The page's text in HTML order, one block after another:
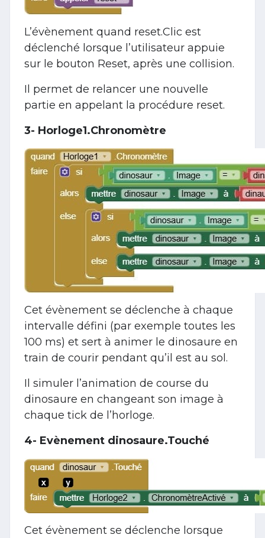
L’évènement quand reset.Clic est
déclenché lorsque l’utilisateur appuie
sur le bouton Reset, après une collision.
Il permet de relancer une nouvelle
partie en appelant la procédure reset.
3- Horloge1.Chronomètre
Cet évènement se déclenche à chaque
intervalle défini (par exemple toutes les
100 ms) et sert à animer le dinosaure en
train de courir pendant qu’il est au sol.
Il simuler l’animation de course du
dinosaure en changeant son image à
chaque tick de l’horloge.
4- Evènement dinosaure.Touché
Cet évènement se déclenche lorsque